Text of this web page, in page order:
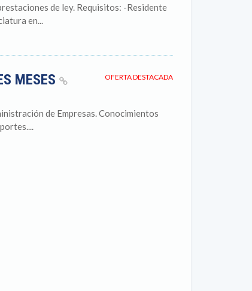
de ley. Requisitos: -Residente
en...
OFERTA DESTACADA
MESES
de Empresas. Conocimientos